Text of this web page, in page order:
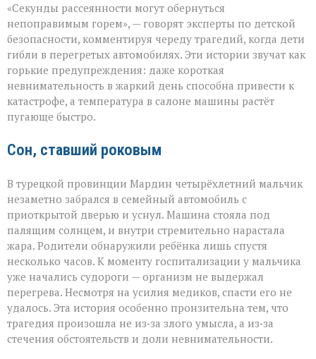
не
прощает
невнимательности:
трагедии
в
раскалённых
машинах»
«Секунды рассеянности могут обернуться
непоправимым горем», — говорят эксперты по детской
безопасности, комментируя череду трагедий, когда дети
гибли в перегретых автомобилях. Эти истории звучат как
горькие предупреждения: даже короткая
невнимательность в жаркий день способна привести к
катастрофе, а температура в салоне машины растёт
пугающе быстро.
Сон, ставший роковым
В турецкой провинции Мардин четырёхлетний мальчик
незаметно забрался в семейный автомобиль с
приоткрытой дверью и уснул. Машина стояла под
палящим солнцем, и внутри стремительно нарастала
жара. Родители обнаружили ребёнка лишь спустя
несколько часов. К моменту госпитализации у мальчика
уже начались судороги — организм не выдержал
перегрева. Несмотря на усилия медиков, спасти его не
удалось. Эта история особенно пронзительна тем, что
трагедия произошла не из‑за злого умысла, а из‑за
стечения обстоятельств и доли невнимательности.